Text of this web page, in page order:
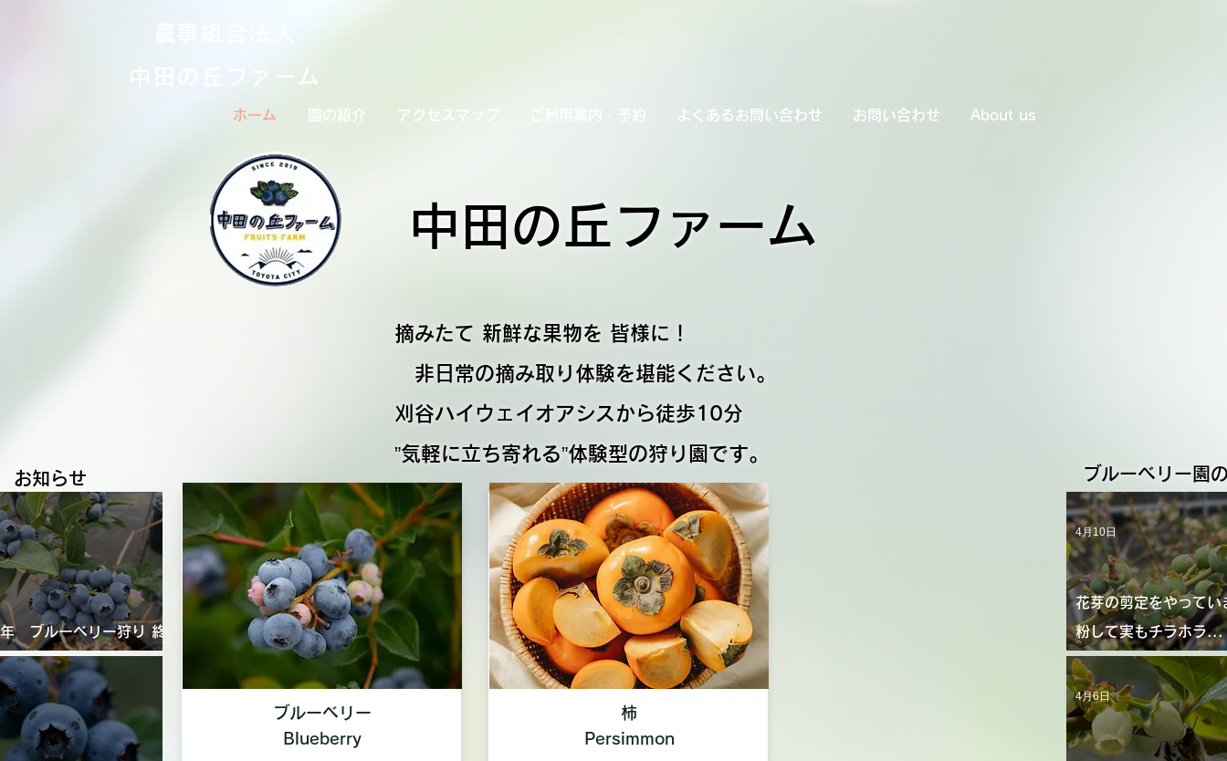
中田の丘ファーム
ホーム 園の紹介 アクセスマップ よくあるお問い合わせ お問い合わせ About us
お知らせ
ブルーベリー狩り 終
知らせのコピー
中田の丘ファーム
摘みたて 新鮮な果物を 皆様に！
非日常の摘み取り体験を堪能ください。
刈谷ハイウェイオアシスから徒歩10分
​”気軽に立ち寄れる”体験型の狩り園です。
ブルーベリー
​Blueberry
柿
​Persimmon
花芽の剪定をやってい
粉して実もチラホラ
2026/4/9
4月10日
4月6日
ブルーベリー園